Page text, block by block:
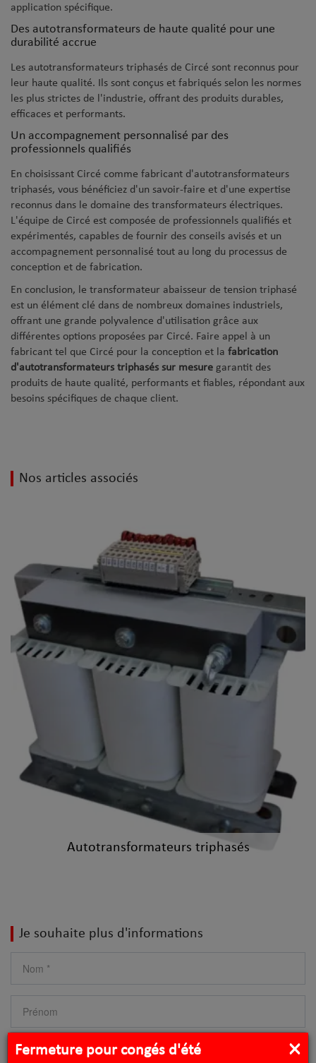
application spécifique.
Des autotransformateurs de haute qualité pour une
durabilité accrue
Les autotransformateurs triphasés de Circé sont reconnus pour
leur haute qualité. Ils sont conçus et fabriqués selon les normes
les plus strictes de l'industrie, offrant des produits durables,
efficaces et performants.
Un accompagnement personnalisé par des
professionnels qualifiés
En choisissant Circé comme fabricant d'autotransformateurs
triphasés, vous bénéficiez d'un savoir-faire et d'une expertise
reconnus dans le domaine des transformateurs électriques.
L'équipe de Circé est composée de professionnels qualifiés et
expérimentés, capables de fournir des conseils avisés et un
accompagnement personnalisé tout au long du processus de
conception et de fabrication.
En conclusion, le transformateur abaisseur de tension triphasé
est un élément clé dans de nombreux domaines industriels,
offrant une grande polyvalence d'utilisation grâce aux
différentes options proposées par Circé. Faire appel à un
fabricant tel que Circé pour la conception et la fabrication
d'autotransformateurs triphasés sur mesure garantit des
produits de haute qualité, performants et fiables, répondant aux
besoins spécifiques de chaque client.
Nos articles associés
Autotransformateurs triphasés
Autotransformateurs triphasés
L’ autotransformateur triphasé est un transformateur ne disposant que
d'un seul enroulement par...
Je souhaite plus d'informations
×
Fermeture pour congés d'été